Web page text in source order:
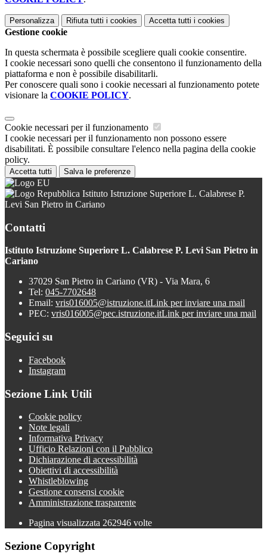
Personalizza Rifiuta tutti i cookies Accetta tutti i cookies
Gestione cookie
In questa schermata è possibile scegliere quali cookie consentire.
I cookie necessari sono quelli che consentono il funzionamento della
piattaforma e non è possibile disabilitarli.
Per conoscere quali sono i cookie necessari al funzionamento potete
visionare la COOKIE POLICY.
Cookie necessari per il funzionamento
I cookie necessari per il funzionamento non possono essere
disabilitati. È possibile consultare l'elenco nella pagina della cookie
policy.
Accetta tutti Salva le preferenze
Istituto Istruzione Superiore L. Calabrese P.
Levi San Pietro in Cariano
Contatti
Istituto Istruzione Superiore L. Calabrese P. Levi San Pietro in
Cariano
37029 San Pietro in Cariano (VR) - Via Mara, 6
Tel: 045-7702648
Email: vris016005@istruzione.itLink per inviare una mail
PEC: vris016005@pec.istruzione.itLink per inviare una mail
Seguici su
Facebook
Instagram
Sezione Link Utili
Cookie policy
Note legali
Informativa Privacy
Ufficio Relazioni con il Pubblico
Dichiarazione di accessibilità
Obiettivi di accessibilità
Whistleblowing
Gestione consensi cookie
Amministrazione trasparente
Pagina visualizzata 262946 volte
Sezione Copyright